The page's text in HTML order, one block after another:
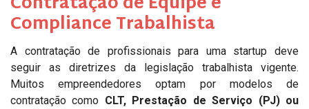
Compliance Trabalhista
A contratação de profissionais para uma startup deve
seguir as diretrizes da legislação trabalhista vigente.
Muitos empreendedores optam por modelos de
contratação como CLT, Prestação de Serviço (PJ) ou